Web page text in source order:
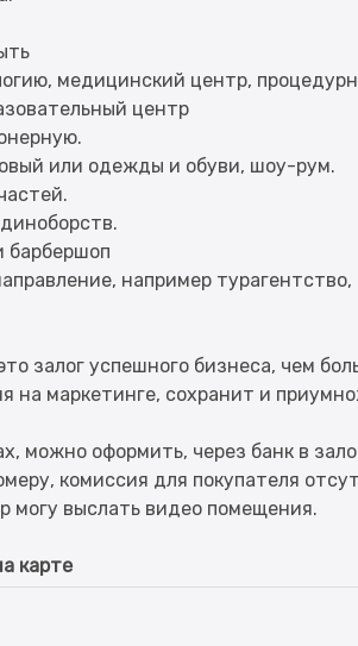
медицинский центр,
центр
или одежды и обуви, шоу-рум.
барбершоп
например турагентство,
залог успешного бизнеса, чем
на маркетинге, сохранит и
можно оформить, через банк в
комиссия для покупателя
карте